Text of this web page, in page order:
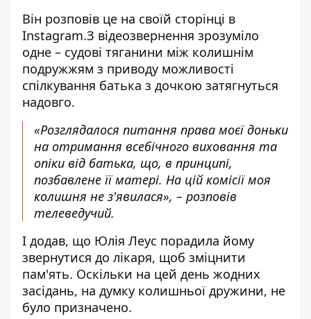
Він розповів це на своїй сторінці в
Instagram.З відеозвернення зрозуміло
одне – судові тяганини між колишнім
подружжям з приводу можливості
спілкування батька з дочкою затягнуться
надовго.
«Розглядалося питання права моєї доньки
на отримання всебічного виховання та
опіки від батька, що, в принципі,
позбавлене її матері. На цій комісії моя
колишня не з'явилася», – розповів
телеведучий.
І додав, що Юлія Леус порадила йому
звернутися до лікаря, щоб зміцнити
пам'ять. Оскільки на цей день жодних
засідань, на думку колишньої дружини, не
було призначено.